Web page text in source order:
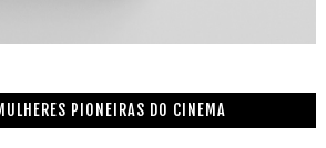
PIONEIRAS DO CINEMA